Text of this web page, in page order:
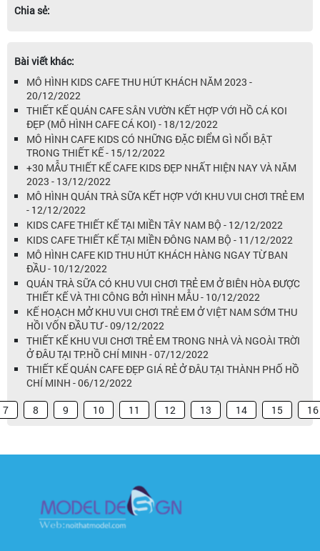
Chia sẻ:
Bài viết khác:
MÔ HÌNH KIDS CAFE THU HÚT KHÁCH NĂM 2023 -
20/12/2022
THIẾT KẾ QUÁN CAFE SÂN VƯỜN KẾT HỢP VỚI HỒ CÁ KOI
ĐẸP (MÔ HÌNH CAFE CÁ KOI) - 18/12/2022
MÔ HÌNH CAFE KIDS CÓ NHỮNG ĐẶC ĐIỂM GÌ NỔI BẬT
TRONG THIẾT KẾ - 15/12/2022
+30 MẪU THIẾT KẾ CAFE KIDS ĐẸP NHẤT HIỆN NAY VÀ NĂM
2023 - 13/12/2022
MÔ HÌNH QUÁN TRÀ SỮA KẾT HỢP VỚI KHU VUI CHƠI TRẺ EM
- 12/12/2022
KIDS CAFE THIẾT KẾ TẠI MIỀN TÂY NAM BỘ - 12/12/2022
KIDS CAFE THIẾT KẾ TẠI MIỀN ĐÔNG NAM BỘ - 11/12/2022
MÔ HÌNH CAFE KID THU HÚT KHÁCH HÀNG NGAY TỪ BAN
ĐẦU - 10/12/2022
QUÁN TRÀ SỮA CÓ KHU VUI CHƠI TRẺ EM Ở BIÊN HÒA ĐƯỢC
THIẾT KẾ VÀ THI CÔNG BỞI HÌNH MẪU - 10/12/2022
KẾ HOẠCH MỞ KHU VUI CHƠI TRẺ EM Ở VIỆT NAM SỚM THU
HỒI VỐN ĐẦU TƯ - 09/12/2022
THIẾT KẾ KHU VUI CHƠI TRẺ EM TRONG NHÀ VÀ NGOÀI TRỜI
Ở ĐÂU TẠI TP.HỒ CHÍ MINH - 07/12/2022
THIẾT KẾ QUÁN CAFE ĐẸP GIÁ RẺ Ở ĐÂU TẠI THÀNH PHỐ HỒ
CHÍ MINH - 06/12/2022
7 8 9 10 11 12 13 14 15 16